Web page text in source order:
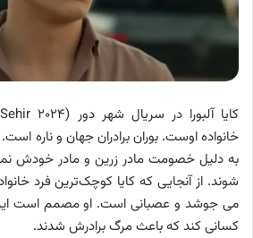
خانواده اوست. بوران برادران جهان و ناره
به دلیل خصومت مادر زرین و مادر خودش
شوند. از آنجایی که کایا کوچک‌ترین فرد
می جوشد و عصبانی است. او مصمم است
کسانی کند که باعث مرگ برادرش شدند.